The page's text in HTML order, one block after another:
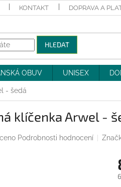
KONTAKT DOPRAVA A
HLEDAT
OBUV UNISEX
- šedá
klíčenka Arwel -
Podrobnosti hodnocení